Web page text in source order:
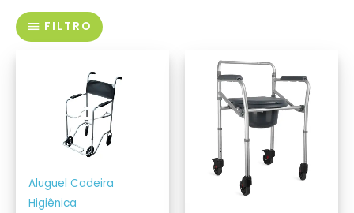
FILTRO
Aluguel Cadeira
Higiênica